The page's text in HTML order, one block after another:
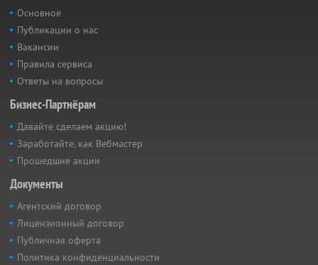
Основное
Публикации о нас
Вакансии
Правила сервиса
Ответы на вопросы
Бизнес-Партнёрам
Давайте сделаем акцию!
Заработайте, как Вебмастер
Прошедшие акции
Документы
Агентский договор
Лицензионный договор
Публичная оферта
Политика конфиденциальности